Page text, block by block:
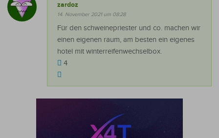
zardoz
14. November 2021 um 08:28
Für den schweinepriester und co. machen wir
einen eigenen raum, am besten ein eigenes
hotel mit winterreifenwechselbox.
4